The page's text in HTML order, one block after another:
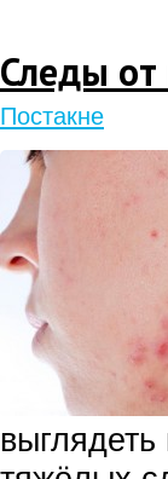
Следы
Постакне